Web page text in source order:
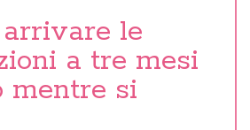
arrivare le
a tre mesi
mentre si